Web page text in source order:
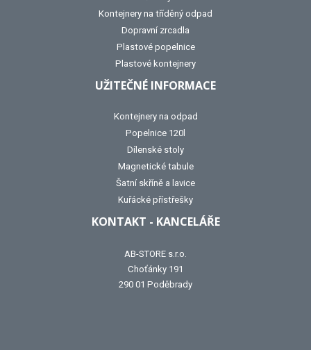
Kontejnery na tříděný odpad
Dopravní zrcadla
Plastové popelnice
Plastové kontejnery
UŽITEČNÉ INFORMACE
Kontejnery na odpad
Popelnice 120l
Dílenské stoly
Magnetické tabule
Šatní skříně a lavice
Kuřácké přístřešky
KONTAKT - KANCELÁŘE
AB-STORE s.r.o.
Choťánky 191
290 01 Poděbrady